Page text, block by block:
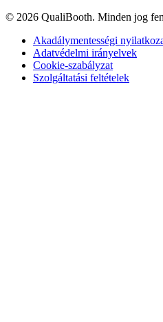
© 2026 QualiBooth. Minden jog
Akadálymentességi
Adatvédelmi irányelvek
Cookie-szabályzat
Szolgáltatási feltételek